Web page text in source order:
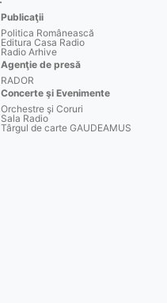
Publicaţii
Politica Românească
Editura Casa Radio
Radio Arhive
Agenţie de presă
RADOR
Concerte şi Evenimente
Orchestre şi Coruri
Sala Radio
Târgul de carte GAUDEAMUS